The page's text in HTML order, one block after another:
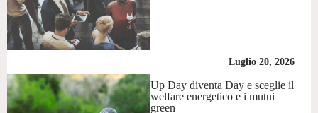
Luglio 20, 2026
Up Day diventa Day e sceglie il
welfare energetico e i mutui
green